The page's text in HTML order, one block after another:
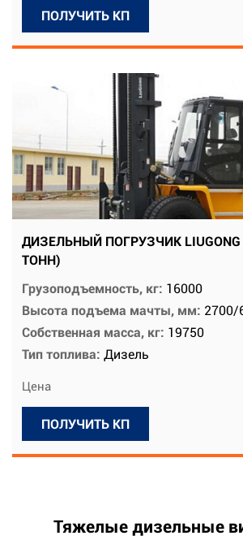
ПОЛУЧИТЬ КП
ДИЗЕЛЬНЫЙ ПОГРУЗЧИК LIUGONG
ТОНН)
Грузоподъемность, кг: 16000
Высота подъема мачты, мм: 2700/
Собственная масса, кг: 19750
Тип топлива: Дизель
Цена
ПОЛУЧИТЬ КП
Тяжелые дизельные